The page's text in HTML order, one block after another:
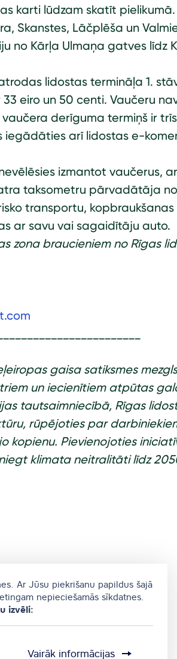
karti lūdzam skatīt
Skanstes, Lāčplēša un
no Kārļa Ulmaņa gatves līdz
lidostas termināļa 1.
eiro un 50 centi. Vaučeru
derīguma termiņš ir
iegādāties arī lidostas e-
izmantot vaučerus,
taksometru pārvadātāja
transportu,
ar savu vai sagaidītāju auto.
zona braucieniem no Rīgas
gaisa satiksmes
un iecienītiem atpūtas
tautsaimniecībā, Rīgas
rūpējoties par
kopienu. Pievienojoties
klimata neitralitāti līdz
Ar Jūsu piekrišanu papildus šajā
nepieciešamās sīkdatnes.
izvēli:
Vairāk informācijas